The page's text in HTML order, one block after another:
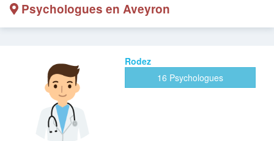
Psychologues en Aveyron
Rodez
16 Psychologues